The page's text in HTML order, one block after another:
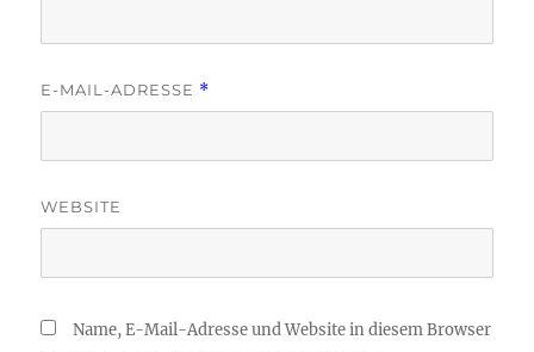
E-MAIL-ADRESSE *
WEBSITE
Name, E-Mail-Adresse und Website in diesem Browser